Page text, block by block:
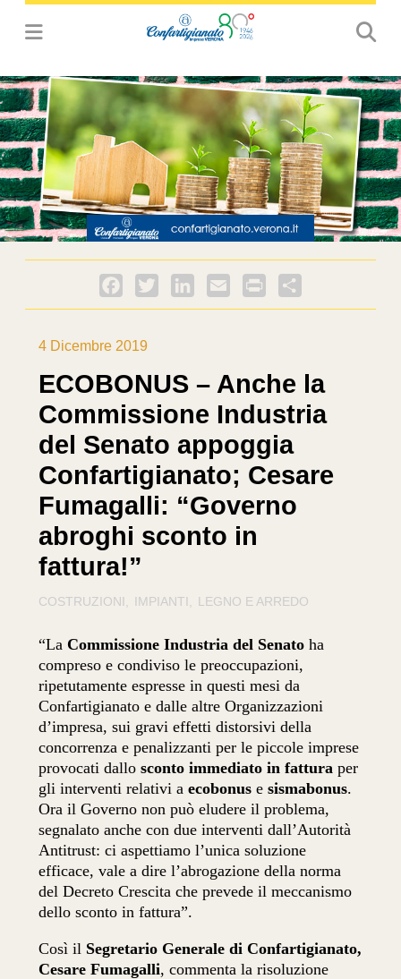
Facebook
Twitter LinkedInEmail PrintFriendly
4 Dicembre 2019
ECOBONUS – Anche la
Commissione Industria
del Senato appoggia
Confartigianato; Cesare
Fumagalli: “Governo
abroghi sconto in
fattura!”
COSTRUZIONI IMPIANTI LEGNO E ARREDO
“La Commissione Industria del Senato ha
compreso e condiviso le preoccupazioni,
ripetutamente espresse in questi mesi da
Confartigianato e dalle altre Organizzazioni
d’impresa, sui gravi effetti distorsivi della
concorrenza e penalizzanti per le piccole imprese
provocati dallosconto immediato in fattura per
gli interventi relativi aecobonus esismabonus.
Ora il Governo non può eludere il problema,
segnalato anche con due interventi dall’Autorità
Antitrust: ci aspettiamo l’unica soluzione
efficace, vale a dire l’abrogazione della norma
del Decreto Crescita che prevede il meccanismo
dello sconto in fattura”.
Così il Segretario Generale di Confartigianato,
Cesare Fumagalli, commenta la risoluzione